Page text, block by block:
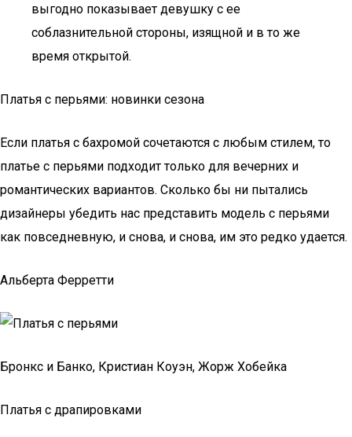
выгодно показывает девушку с ее
соблазнительной стороны, изящной и в то же
время открытой.
Платья с перьями: новинки сезона
Если платья с бахромой сочетаются с любым стилем, то
платье с перьями подходит только для вечерних и
романтических вариантов. Сколько бы ни пытались
дизайнеры убедить нас представить модель с перьями
как повседневную, и снова, и снова, им это редко удается.
Альберта Ферретти
Бронкс и Банко, Кристиан Коуэн, Жорж Хобейка
Платья с драпировками